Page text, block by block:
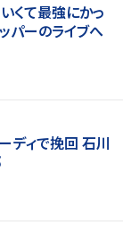
くて最強にかっ
パーのライブへ
ディで挽回 石川